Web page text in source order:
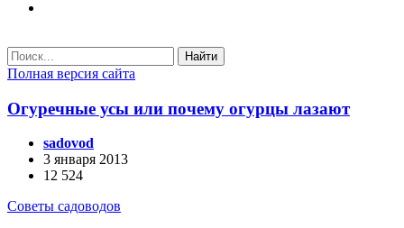
Найти
Полная версия сайта
Огуречные усы или почему огурцы лазают
sadovod
3 января 2013
12 524
Советы садоводов